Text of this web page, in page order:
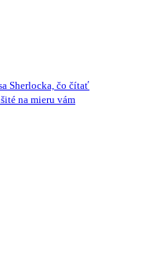
Sherlocka, čo čítať
na mieru vám